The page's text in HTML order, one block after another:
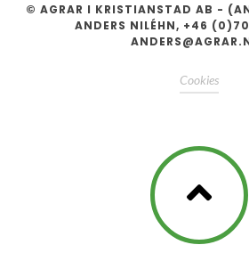
© AGRAR I KRISTIANSTAD AB -
ANDERS NILÉHN, +46
Cookies